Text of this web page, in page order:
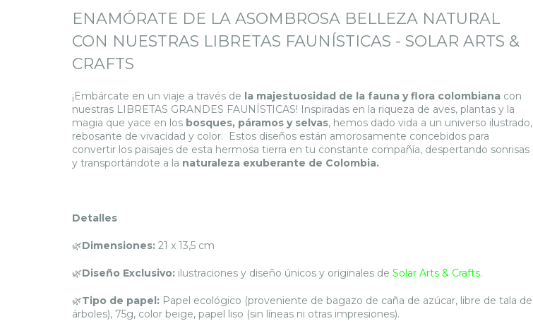
ENAMÓRATE DE LA ASOMBROSA BELLEZA NATURAL
CON NUESTRAS LIBRETAS FAUNÍSTICAS - SOLAR ARTS &
CRAFTS
¡Embárcate en un viaje a través de la majestuosidad de la fauna y flora colombiana con
nuestras LIBRETAS GRANDES FAUNÍSTICAS! Inspiradas en la riqueza de aves, plantas y la
magia que yace en los bosques, páramos y selvas, hemos dado vida a un universo ilustrado,
rebosante de vivacidad y color. Estos diseños están amorosamente concebidos para
convertir los paisajes de esta hermosa tierra en tu constante compañía, despertando sonrisas
y transportándote a la naturaleza exuberante de Colombia.
Detalles
🌿Dimensiones: 21 x 13,5 cm
🌿Diseño Exclusivo: ilustraciones y diseño únicos y originales de Solar Arts & Crafts.
🌿Tipo de papel: Papel ecológico (proveniente de bagazo de caña de azúcar, libre de tala de
árboles), 75g, color beige, papel liso (sin líneas ni otras impresiones).